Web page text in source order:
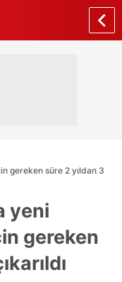
gereken süre 2 yıldan 3
yeni
gereken